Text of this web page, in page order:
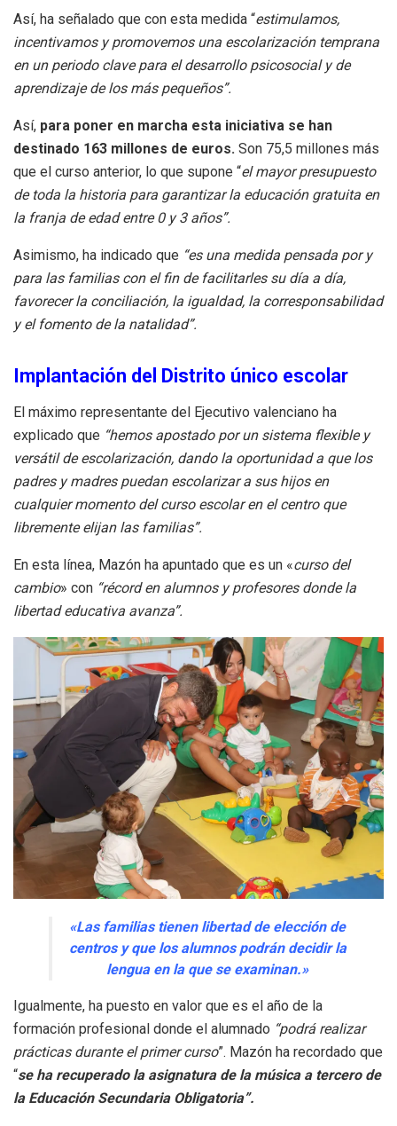
Así, ha señalado que con esta medida “estimulamos,
incentivamos y promovemos una escolarización temprana
en un periodo clave para el desarrollo psicosocial y de
aprendizaje de los más pequeños”.
Así, para poner en marcha esta iniciativa se han
destinado 163 millones de euros. Son 75,5 millones más
que el curso anterior, lo que supone “el mayor presupuesto
de toda la historia para garantizar la educación gratuita en
la franja de edad entre 0 y 3 años”.
Asimismo, ha indicado que “es una medida pensada por y
para las familias con el fin de facilitarles su día a día,
favorecer la conciliación, la igualdad, la corresponsabilidad
y el fomento de la natalidad”.
Implantación del Distrito único escolar
El máximo representante del Ejecutivo valenciano ha
explicado que “hemos apostado por un sistema flexible y
versátil de escolarización, dando la oportunidad a que los
padres y madres puedan escolarizar a sus hijos en
cualquier momento del curso escolar en el centro que
libremente elijan las familias”.
En esta línea, Mazón ha apuntado que es un «curso del
cambio» con “récord en alumnos y profesores donde la
libertad educativa avanza”.
«Las familias tienen libertad de elección de
centros y que los alumnos podrán decidir la
lengua en la que se examinan.»
Igualmente, ha puesto en valor que es el año de la
formación profesional donde el alumnado “podrá realizar
prácticas durante el primer curso”. Mazón ha recordado que
“se ha recuperado la asignatura de la música a tercero de
la Educación Secundaria Obligatoria”.